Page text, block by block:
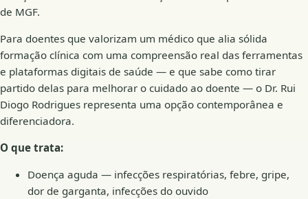
de MGF.
Para doentes que valorizam um médico que alia sólida
formação clínica com uma compreensão real das ferramentas
e plataformas digitais de saúde — e que sabe como tirar
partido delas para melhorar o cuidado ao doente — o Dr. Rui
Diogo Rodrigues representa uma opção contemporânea e
diferenciadora.
O que trata:
Doença aguda — infecções respiratórias, febre, gripe,
dor de garganta, infecções do ouvido